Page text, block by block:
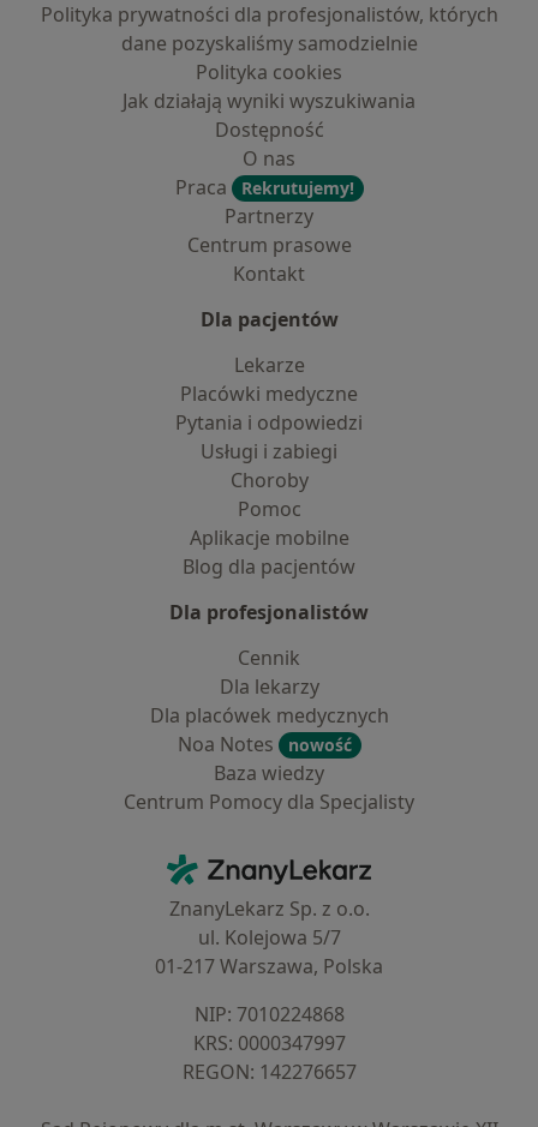
Polityka prywatności dla profesjonalistów, których
dane pozyskaliśmy samodzielnie
Polityka cookies
Jak działają wyniki wyszukiwania
Dostępność
O nas
Praca
Rekrutujemy!
Partnerzy
Centrum prasowe
Kontakt
Dla pacjentów
Lekarze
Placówki medyczne
Pytania i odpowiedzi
Usługi i zabiegi
Choroby
Pomoc
Aplikacje mobilne
Blog dla pacjentów
Dla profesjonalistów
Cennik
Dla lekarzy
Dla placówek medycznych
Noa Notes
nowość
Baza wiedzy
Centrum Pomocy dla Specjalisty
ZnanyLekarz - Strona główna
ZnanyLekarz Sp. z o.o.
ul. Kolejowa 5/7
01-217 Warszawa, Polska
NIP: ⁠7010224868
KRS: ⁠0000347997
REGON: ⁠142276657